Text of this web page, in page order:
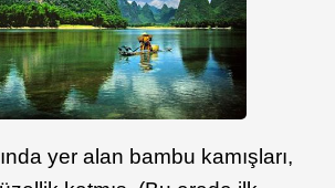
yer alan bambu kamışları,